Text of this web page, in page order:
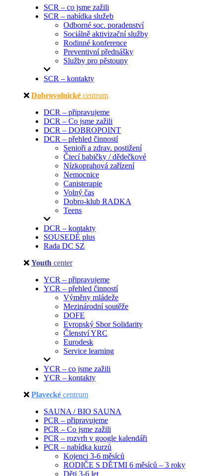
SCR – co jsme zažili
SCR – nabídka služeb
Odborné soc. poradenství
Sociálně aktivizační služby
Rodinné konference
Preventivní přednášky
Služby pro pěstouny
SCR – kontakty
Dobrovolnické centrum
DCR – připravujeme
DCR – Co jsme zažili
DCR – DOBROPOINT
DCR – přehled činností
Senioři a zdrav. postižení
Čtecí babičky / dědečkové
Nízkoprahová zařízení
Nemocnice
Canisterapie
Volný čas
Dobro-klub RADKA
Teens
DCR – kontakty
SOUSEDÉ plus
Rada DC SZ
Youth center
YCR – připravujeme
YCR – přehled činností
Výměny mládeže
Mezinárodní soutěže
DOFE
Evropský Sbor Solidarity
Členství YRC
Eurodesk
Service learning
YCR – co jsme zažili
YCR – kontakty
Plavecké centrum
SAUNA / BIO SAUNA
PCR – připravujeme
PCR – Co jsme zažili
PCR – rozvrh v google kalendáři
PCR – nabídka kurzů
Kojenci 3-6 měsíců
RODIČE S DĚTMI 6 měsíců – 3 roky
Děti 3-6 let